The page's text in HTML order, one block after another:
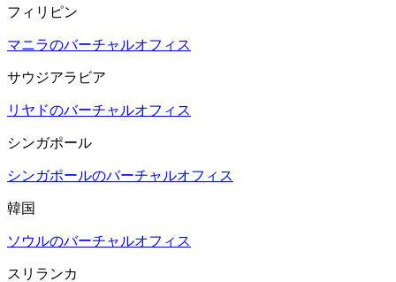
フィリピン
マニラのバーチャルオフィス
サウジアラビア
リヤドのバーチャルオフィス
シンガポール
シンガポールのバーチャルオフィス
韓国
ソウルのバーチャルオフィス
スリランカ